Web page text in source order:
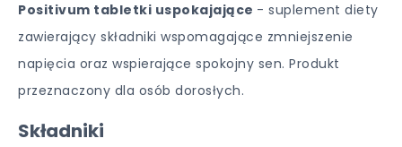
Positivum tabletki uspokajające - suplement diety
zawierający składniki wspomagające zmniejszenie
napięcia oraz wspierające spokojny sen. Produkt
przeznaczony dla osób dorosłych.
Składniki